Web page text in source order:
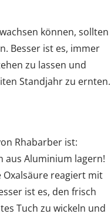
können, sollten
Besser ist es, immer
zu lassen und
Standjahr zu ernten.
Rhabarber ist:
aus Aluminium lagern!
Oxalsäure reagiert mit
ist es, den frisch
Tuch zu wickeln und